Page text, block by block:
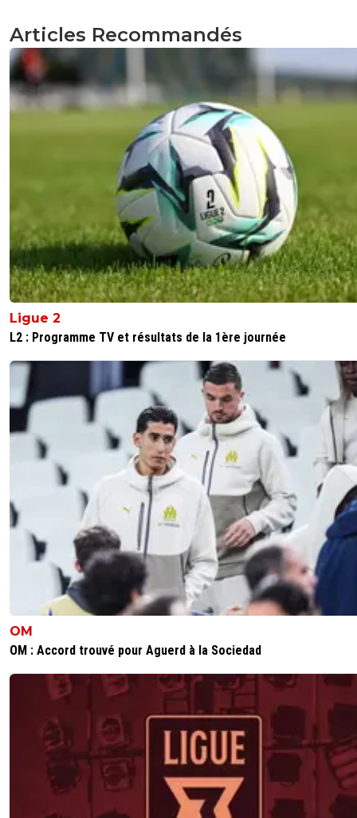
Articles Recommandés
Ligue 2
L2 : Programme TV et résultats de la 1ère journée
OM
OM : Accord trouvé pour Aguerd à la Sociedad